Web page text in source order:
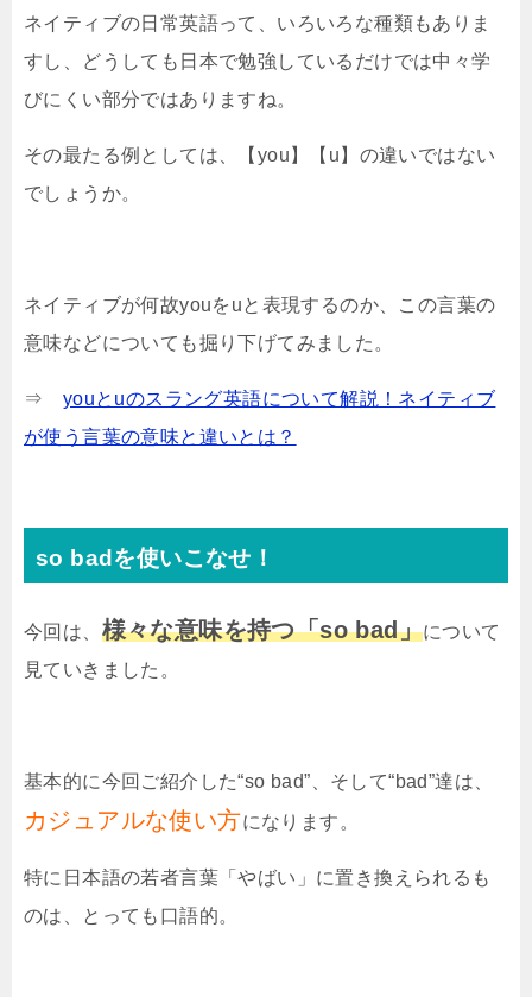
ネイティブの日常英語って、いろいろな種類もありま
すし、どうしても日本で勉強しているだけでは中々学
びにくい部分ではありますね。
その最たる例としては、【you】【u】の違いではない
でしょうか。
ネイティブが何故youをuと表現するのか、この言葉の
意味などについても掘り下げてみました。
⇒ youとuのスラング英語について解説！ネイティブ
が使う言葉の意味と違いとは？
so badを使いこなせ！
今回は、 様々な意味を持つ「so bad」について
見ていきました。
基本的に今回ご紹介した“so bad”、そして“bad”達は、
カジュアルな使い方になります。
特に日本語の若者言葉「やばい」に置き換えられるも
のは、とっても口語的。